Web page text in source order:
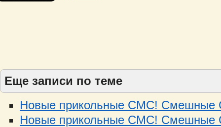
Еще записи по теме
Новые прикольные СМС! Смешные
Новые прикольные СМС! Смешные